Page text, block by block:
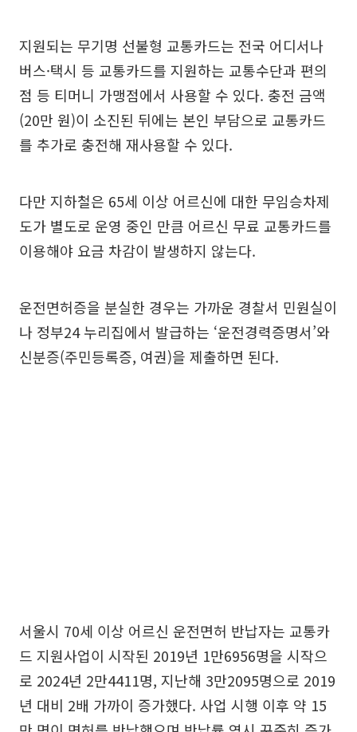
지원되는 무기명 선불형 교통카드는 전국 어디서나
버스·택시 등 교통카드를 지원하는 교통수단과 편의
점 등 티머니 가맹점에서 사용할 수 있다. 충전 금액
(20만 원)이 소진된 뒤에는 본인 부담으로 교통카드
를 추가로 충전해 재사용할 수 있다.
다만 지하철은 65세 이상 어르신에 대한 무임승차제
도가 별도로 운영 중인 만큼 어르신 무료 교통카드를
이용해야 요금 차감이 발생하지 않는다.
운전면허증을 분실한 경우는 가까운 경찰서 민원실이
나 정부24 누리집에서 발급하는 ‘운전경력증명서’와
신분증(주민등록증, 여권)을 제출하면 된다.
서울시 70세 이상 어르신 운전면허 반납자는 교통카
드 지원사업이 시작된 2019년 1만6956명을 시작으
로 2024년 2만4411명, 지난해 3만2095명으로 2019
년 대비 2배 가까이 증가했다. 사업 시행 이후 약 15